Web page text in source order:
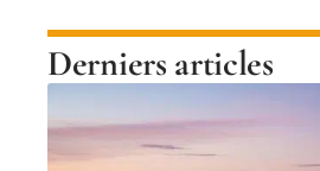
Derniers articles